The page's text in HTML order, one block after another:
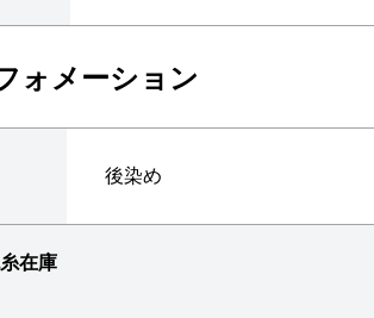
ォメーション
後染め
在庫